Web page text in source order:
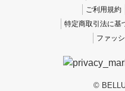
ご利用規約
特定商取引法に基
ファッ
©